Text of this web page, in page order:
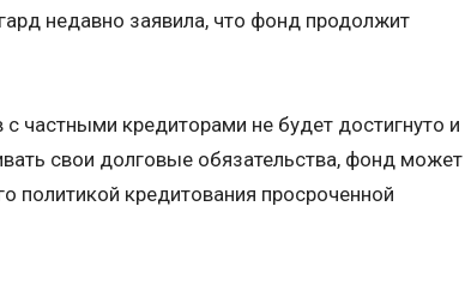
недавно заявила, что фонд продолжит
с частными кредиторами не будет достигнуто и
свои долговые обязательства, фонд может
политикой кредитования просроченной